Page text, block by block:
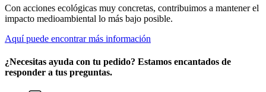
Con acciones ecológicas muy concretas, contribuimos a mantener el
impacto medioambiental lo más bajo posible.
Aquí puede encontrar más información
¿Necesitas ayuda con tu pedido? Estamos encantados de
responder a tus preguntas.